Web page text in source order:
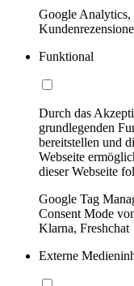
Google
Funktional
Durch das
grundlegenden
bereitstellen und
Webseite
dieser Webseite
Google Tag
Consent Mode
Klarna, Freshchat
Externe